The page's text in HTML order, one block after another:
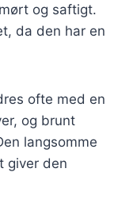
og saftigt.
da den har en
ofte med en
og brunt
langsomme
giver den